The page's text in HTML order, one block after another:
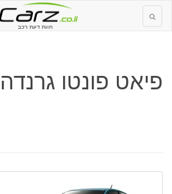
חוות דעת רכב
פיאט פונטו גרנדה